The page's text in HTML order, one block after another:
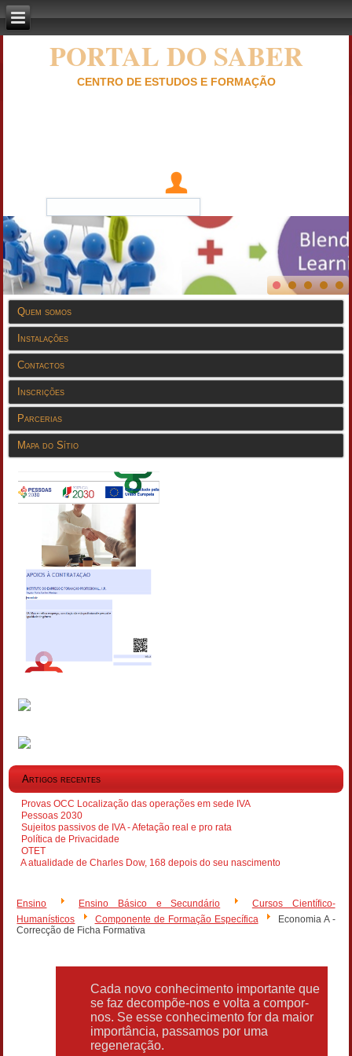
PORTAL DO SABER
CENTRO DE ESTUDOS E FORMAÇÃO
Quem somos
Instalações
Contactos
Inscrições
Parcerias
Mapa do Sítio
Artigos recentes
Provas OCC Localização das operações em sede IVA
Pessoas 2030
Sujeitos passivos de IVA - Afetação real e pro rata
Política de Privacidade
OTET
A atualidade de Charles Dow, 168 depois do seu nascimento
Ensino Ensino Básico e Secundário
Cursos Científico-
Humanísticos
Componente de Formação Específica
Economia A -
Correcção de Ficha Formativa
Cada novo conhecimento importante que
se faz decompõe-nos e volta a compor-
nos. Se esse conhecimento for da maior
importância, passamos por uma
regeneração.